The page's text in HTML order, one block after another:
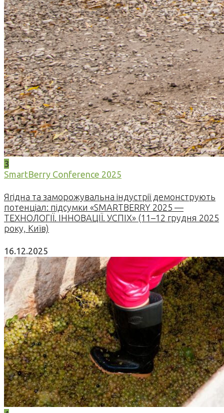
3
SmartBerry Conference 2025
Ягідна та заморожувальна індустрії демонструють
потенціал: підсумки «SMARTBERRY 2025 —
ТЕХНОЛОГІЇ. ІННОВАЦІЇ. УСПІХ» (11–12 грудня 2025
року, Київ)
16.12.2025